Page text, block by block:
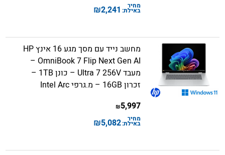
מחיר
באילת: 2,241
₪
מחשב נייד עם מסך מגע 16 אינץ HP
OmniBook 7 Flip Next Gen AI –
מעבד Ultra 7 256V – כונן 1TB –
זכרון 16GB – מ.גרפי Intel Arc
5,997
₪
מחיר
באילת:5,082
₪